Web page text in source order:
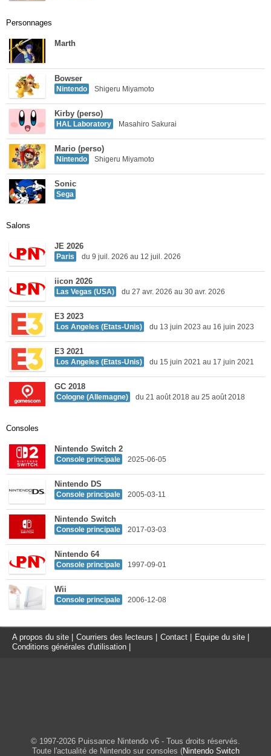
Personnages
Marth
Bowser
Nintendo Shigeru Miyamoto
Kirby (perso)
HAL Laboratory Masahiro Sakurai
Mario (perso)
Nintendo Shigeru Miyamoto
Sonic
Sega
Salons
JE 2026
Paris du 9 juil. 2026 au 12 juil. 2026
iicon 2026
Las Vegas (USA) du 27 avr. 2026 au 30 avr. 2026
E3 2023
Los Angeles (Etats-Unis) du 13 juin 2023 au 16 juin 2023
E3 2021
Los Angeles (Etats-Unis) du 15 juin 2021 au 17 juin 2021
GC 2018
Cologne (Allemagne) du 21 août 2018 au 25 août 2018
Consoles
Nintendo Switch 2
Console principale 2025-06-05
Nintendo DS
Console principale 2005-03-11
Nintendo Switch
Console principale 2017-03-03
Nintendo 64
Console principale 1997-09-01
Wii
Console principale 2006-12-08
A propos du site Courriers des lecteurs Contact Equipe du site
Conditions générales d'utilisation
© 1997-2026 Puissance Nintendo v6 - Tous droits réservés.
Toute l'actualité de Nintendo sur consoles (Nintendo Switch